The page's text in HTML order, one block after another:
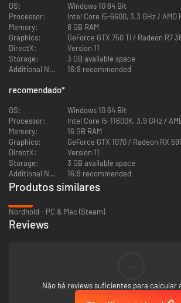
Created by a small independent team, handcrafted
precision.
Artisan TD features no procedural statistics or
waves.
Vanquish the 4 primordial TITANS and their forty or
range of actions. You'll also unlock over 10 new
OS:
Windows 10 64 Bit
Processor:
Intel Core i5-6600, 3.3 GHz / AMD
Memory:
8 GB RAM
Graphics:
GeForce GTX 750 Ti / Radeon R7
DirectX:
Version 11
Storage:
3 GB available space
Additional Notes:
16:9 recommended
recomendado*
OS:
Windows 10 64 Bit
Processor:
Intel Core i5-11600K, 3.9 GHz /
Memory:
16 GB RAM
Graphics:
GeForce GTX 1070 / Radeon RX
DirectX:
Version 11
Storage:
3 GB available space
Additional Notes:
16:9 recommended
Produtos similares
Nordhold - PC & Mac (Steam)
Reviews
Não há reviews suficientes para calcular